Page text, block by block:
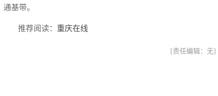
通基带。
推荐阅读： 重庆在线
[责任编辑：无]